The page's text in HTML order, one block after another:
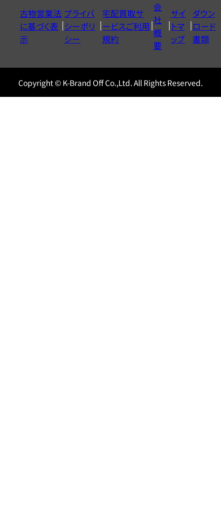
ヤ
ル
0120604117
古物営業法
に基づく表
示
プライバ
シーポリ
シー
宅配買取サ
ービスご利用
規約
会
社
概
要
サイ
トマ
ップ
ダウン
ロード
書類
Copyright © K-Brand Off Co.,Ltd. All Rights Reserved.